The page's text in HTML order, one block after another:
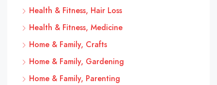
Health & Fitness, Hair Loss
Health & Fitness, Medicine
Home & Family, Crafts
Home & Family, Gardening
Home & Family, Parenting